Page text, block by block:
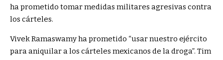
ha prometido tomar medidas militares agresivas contra
los cárteles.
Vivek Ramaswamy ha prometido “usar nuestro ejército
para aniquilar a los cárteles mexicanos de la droga”. Tim